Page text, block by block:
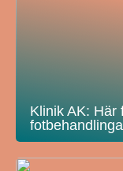
Klinik AK: Här